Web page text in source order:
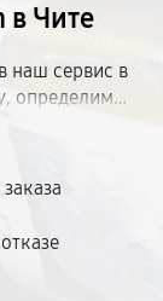
в Чите
наш сервис в
определим
Срок — от
Наш